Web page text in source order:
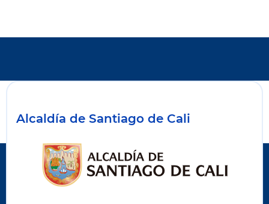
Alcaldía de Santiago de Cali